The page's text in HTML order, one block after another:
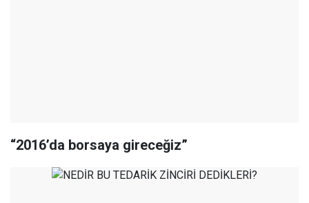
“2016’da borsaya gireceğiz”